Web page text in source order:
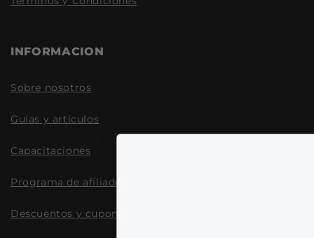
INFORMACION
Sobre nosotros
Guías y artículos
Capacitaciones
Programa de afiliados
Descuentos y cupones